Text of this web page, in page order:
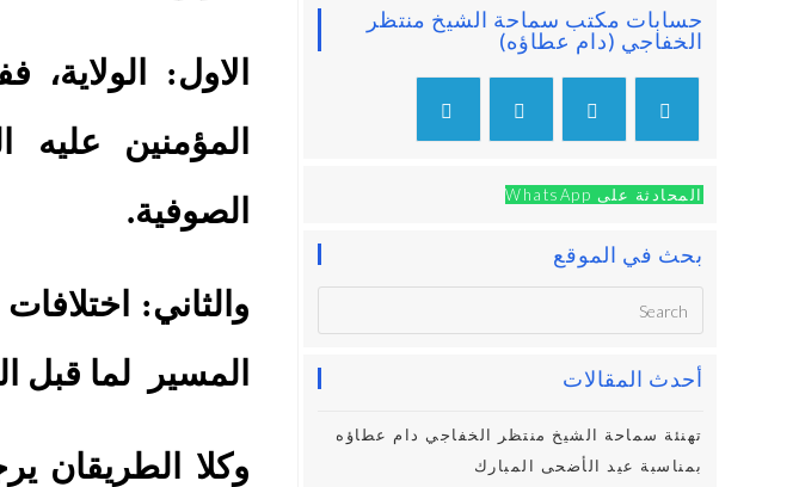
الاول:
المؤمنين
الصوفية.
والثاني:
المسير لما
وكلا الطريقان
حسابات مكتب سماحة الشيخ منتظر
الخفاجي (دام عطاؤه)
المحادثة على WhatsApp
بحث في الموقع
أحدث المقالات
تهنئة سماحة الشيخ منتظر الخفاجي دام عطاؤه
بمناسبة عيد الأضحى المبارك